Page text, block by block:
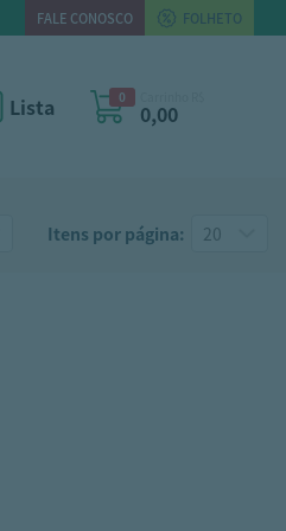
FALE CONOSCO FOLHETO
Lista 0
0,00
Itens por página: